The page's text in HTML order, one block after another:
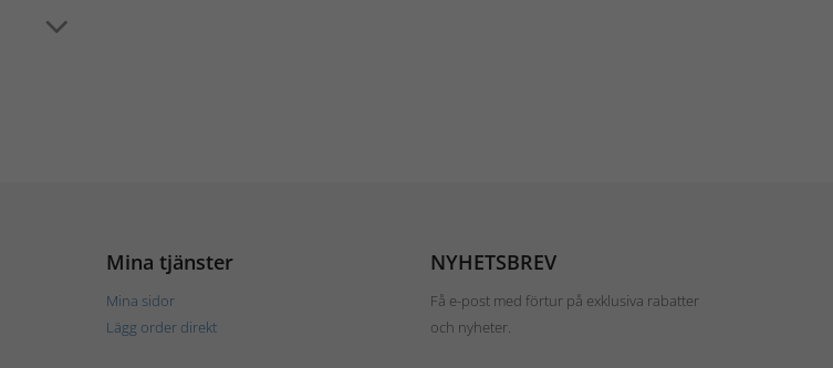
Mina tjänster
Mina sidor
Lägg order direkt
NYHETSBREV
Få e-post med förtur på exklusiva rabatter
och nyheter.